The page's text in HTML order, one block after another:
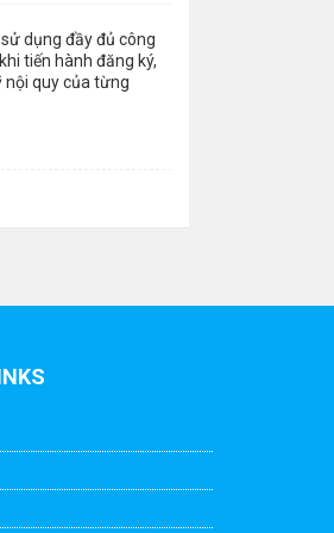
dụng đầy đủ công
tiến hành đăng ký,
nội quy của từng